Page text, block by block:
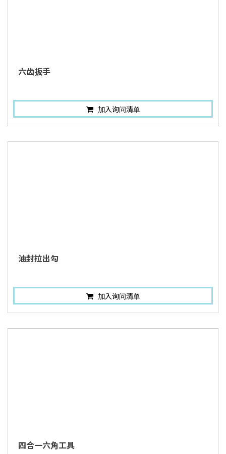
六齿扳手
加入询问清单
油封拉出勾
加入询问清单
四合一六角工具